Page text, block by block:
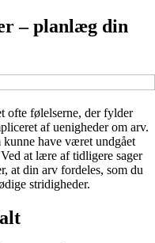
– planlæg din
ofte følelserne, der fylder
af uenigheder om arv.
have været undgået
at lære af tidligere sager
at din arv fordeles, som du
stridigheder.